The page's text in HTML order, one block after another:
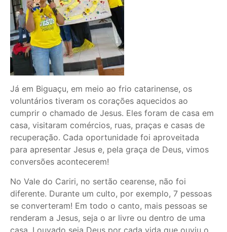
Já em Biguaçu, em meio ao frio catarinense, os
voluntários tiveram os corações aquecidos ao
cumprir o chamado de Jesus. Eles foram de casa em
casa, visitaram comércios, ruas, praças e casas de
recuperação. Cada oportunidade foi aproveitada
para apresentar Jesus e, pela graça de Deus, vimos
conversões acontecerem!
No Vale do Cariri, no sertão cearense, não foi
diferente. Durante um culto, por exemplo, 7 pessoas
se converteram! Em todo o canto, mais pessoas se
renderam a Jesus, seja o ar livre ou dentro de uma
casa. Louvado seja Deus por cada vida que ouviu o